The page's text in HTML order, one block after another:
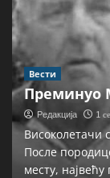
Вести
Преминуо
Редакција 1
Високолетачи
После
месту,